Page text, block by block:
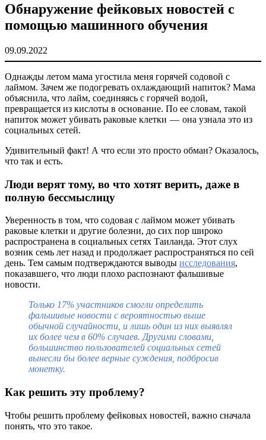
Обнаружение фейковых новостей с
помощью машинного обучения
09.09.2022
Однажды летом мама угостила меня горячей содовой с
лаймом. Зачем же подогревать охлаждающий напиток? Мама
объяснила, что лайм, соединяясь с горячей водой,
превращается из кислоты в основание. По ее словам, такой
напиток может убивать раковые клетки — она узнала это из
социальных сетей.
Удивительный факт! А что если это просто обман? Оказалось,
что так и есть.
Люди верят тому, во что хотят верить, даже в
полную бессмыслицу
Уверенность в том, что содовая с лаймом может убивать
раковые клетки и другие болезни, до сих пор широко
распространена в социальных сетях Таиланда. Этот слух
возник семь лет назад и продолжает распространяться по сей
день. Тем самым подтверждаются выводы исследования,
показавшего, что люди плохо распознают фальшивые
новости.
Только 17% участников смогли определить
фальшивые новости с вероятностью выше
обычной случайности, и лишь один из них выявлял
их более чем в 60% случаев. Другими словами,
большинство пользователей социальных сетей
вынесли бы более верные суждения, подбросив
монетку.
Как решить эту проблему?
Чтобы решить проблему фейковых новостей, важно сначала
понять, что это такое.